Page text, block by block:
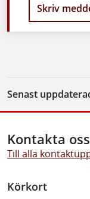
Skriv
Senast
Kontakta oss
Till alla
Körkort